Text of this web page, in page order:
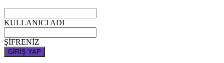
KULLANICI ADI
ŞİFRENİZ
GİRİŞ YAP